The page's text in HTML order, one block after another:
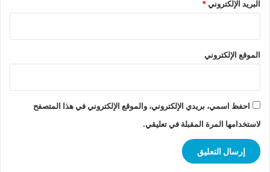
البريد الإلكتروني*
الموقع الإلكتروني
احفظ اسمي، بريدي الإلكتروني، والموقع الإلكتروني في هذا المتصفح
لاستخدامها المرة المقبلة في تعليقي.